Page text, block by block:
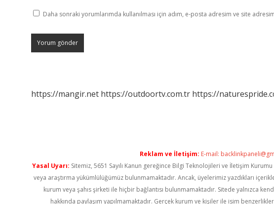
Daha sonraki yorumlarımda kullanılması için adım, e-posta adresim ve site
https://mangir.net https://outdoortv.com.tr https://
Reklam ve İletişim: E-mail:
Yasal Uyarı: Sitemiz, 5651 Sayılı Kanun gereğince Bilgi Teknolojileri ve İletişim
veya araştırma yükümlülüğümüz bulunmamaktadır. Ancak, üyelerimiz yazdıkları
kurum veya şahıs şirketi ile hiçbir bağlantısı bulunmamaktadır. Sitede yalnızca
hakkında paylaşım yapılmamaktadır. Gerçek kurum ve kişiler ile isim